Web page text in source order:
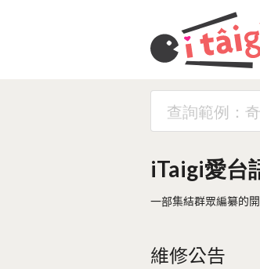
iTaigi愛台
一部集結群眾編纂的
維修公告